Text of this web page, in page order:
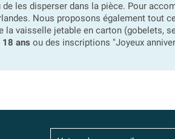
les disperser dans la pièce. Pour
Nous proposons également tout
la vaisselle jetable en carton (gobelets,
18 ans ou des inscriptions "Joyeux